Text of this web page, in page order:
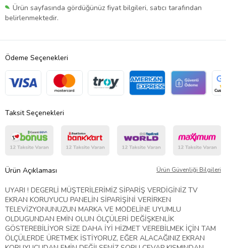
Ürün sayfasında gördüğünüz fiyat bilgileri, satıcı tarafından
belirlenmektedir.
Ödeme Seçenekleri
Taksit Seçenekleri
Ürün Açıklaması Ürün Güvenliği Bilgileri
UYARI ! DEGERLİ MÜŞTERİLERİMİZ SİPARİŞ VERDİGİNİZ TV
EKRAN KORUYUCU PANELİN SİPARİŞİNİ VERİRKEN
TELEVİZYONUNUZUN MARKA VE MODELİNE UYUMLU
OLDUGUNDAN EMİN OLUN ÖLÇÜLERİ DEĞİŞKENLİK
GÖSTEREBİLİYOR SİZE DAHA İYİ HİZMET VEREBİLMEK İÇİN TAM
ÖLÇÜLERDE ÜRETMEK İSTİYORUZ, EĞER ALACAĞINIZ EKRAN